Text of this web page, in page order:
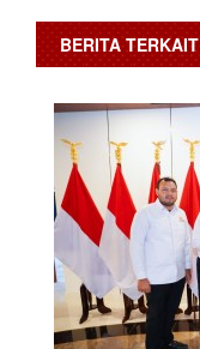
BERITA TERKAIT